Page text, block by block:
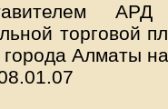
торговой
города Алматы